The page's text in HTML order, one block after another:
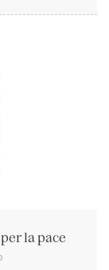
la pace